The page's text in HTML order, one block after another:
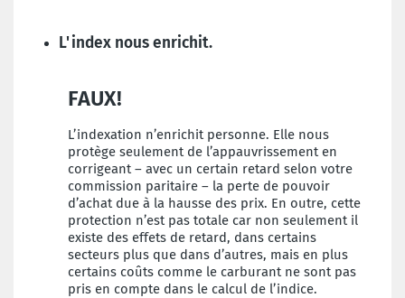
L'index nous enrichit.
FAUX!
L’indexation n’enrichit personne. Elle nous
protège seulement de l’appauvrissement en
corrigeant – avec un certain retard selon votre
commission paritaire – la perte de pouvoir
d’achat due à la hausse des prix. En outre, cette
protection n’est pas totale car non seulement il
existe des effets de retard, dans certains
secteurs plus que dans d’autres, mais en plus
certains coûts comme le carburant ne sont pas
pris en compte dans le calcul de l’indice.